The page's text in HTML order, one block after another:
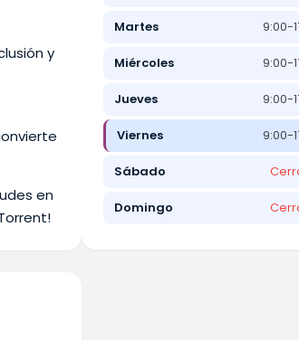
y
en
Martes 9:00-
Miércoles 9:00-
Jueves 9:00-
Viernes 9:00-
Sábado
Domingo